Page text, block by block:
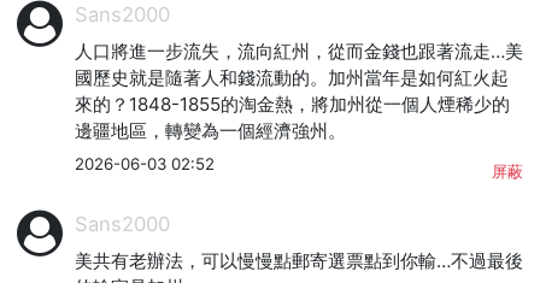
Sans2000
人口將進一步流失，流向紅州，從而金錢也跟著流走…美
國歷史就是隨著人和錢流動的。加州當年是如何紅火起
來的？1848-1855的淘金熱，將加州從一個人煙稀少的
邊疆地區，轉變為一個經濟強州。
2026-06-03 02:52 屏蔽
Sans2000
美共有老辦法，可以慢慢點郵寄選票點到你輸…不過最後